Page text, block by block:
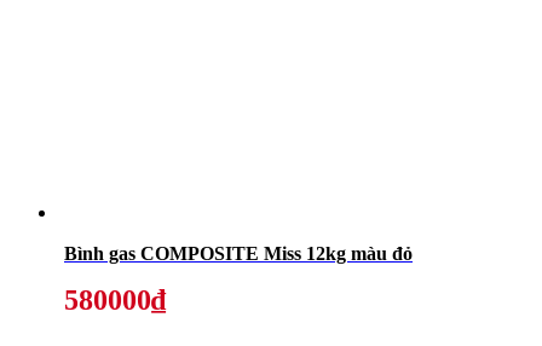
Bình gas COMPOSITE Miss 12kg màu đỏ
580000₫